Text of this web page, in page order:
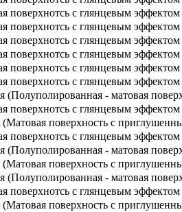
поверхнотсь с глянцевым эффектом
поверхнотсь с глянцевым эффектом
поверхнотсь с глянцевым эффектом
поверхнотсь с глянцевым эффектом
поверхнотсь с глянцевым эффектом
поверхнотсь с глянцевым эффектом
(Полуполированная - матовая
поверхнотсь с глянцевым эффектом
поверхность с
поверхнотсь с глянцевым эффектом
(Полуполированная - матовая
поверхность с
(Полуполированная - матовая
поверхнотсь с глянцевым эффектом
поверхность с